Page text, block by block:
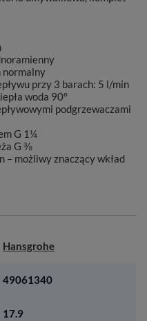
normalny
przy 3 barach: 5 l/min
woda 90°
podgrzewaczami
G 1¼
G ⅜
– możliwy znaczący wkład
Hansgrohe
49061340
17.9